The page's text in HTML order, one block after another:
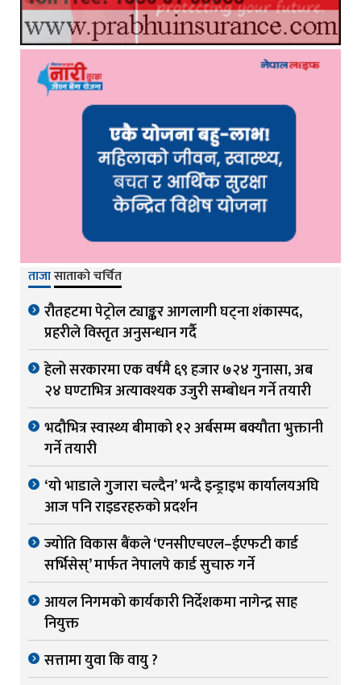
ताजासाताको चर्चित
रौतहटमा पेट्रोल ट्याङ्कर आगलागी घट्ना शंकास्पद,
प्रहरीले विस्तृत अनुसन्धान गर्दै
हेलो सरकारमा एक वर्षमै ६९ हजार ७२४ गुनासा, अब
२४ घण्टाभित्र अत्यावश्यक उजुरी सम्बोधन गर्ने तयारी
भदौभित्र स्वास्थ्य बीमाको १२ अर्बसम्म बक्यौता भुक्तानी
गर्ने तयारी
‘यो भाडाले गुजारा चल्दैन’ भन्दै इन्ड्राइभ कार्यालयअघि
आज पनि राइडरहरुको प्रदर्शन
ज्योति विकास बैंकले ‘एनसीएचएल–ईएफटी कार्ड
सर्भिसेस्’ मार्फत नेपालपे कार्ड सुचारु गर्ने
आयल निगमको कार्यकारी निर्देशकमा नागेन्द्र साह
नियुक्त
सत्तामा युवा कि वायु ?